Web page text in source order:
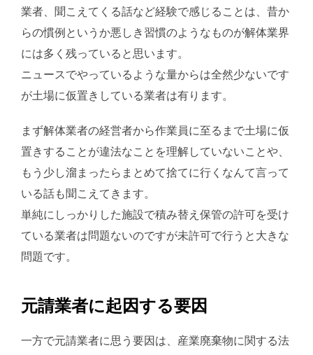
業者、聞こえてくる話など経験で感じることは、昔か
らの慣例というか悪しき習慣のようなものが解体業界
には多く残っていると思います。
ニュースでやっているような量からは全然少ないです
が土場に仮置きしている業者は有ります。
まず解体業者の経営者から作業員に至るまで土場に仮
置きすることが違法なことを理解していないことや、
もう少し溜まったらまとめて捨てに行くなんて言って
いる話も聞こえてきます。
単純にしっかりした施設で積み替え保管の許可を受け
ている業者は問題ないのですが未許可で行うと大きな
問題です。
元請業者に起因する要因
一方で元請業者に思う要因は、産業廃棄物に関する法